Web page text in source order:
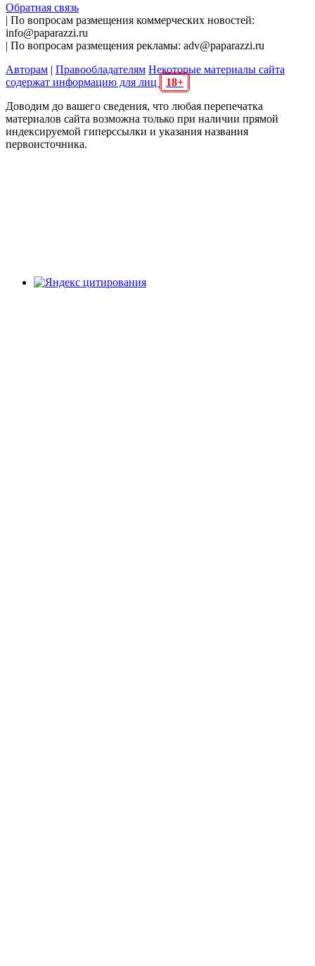
Обратная связь
| По вопросам размещения коммерческих новостей:
info@paparazzi.ru
| По вопросам размещения рекламы: adv@paparazzi.ru
Авторам | Правообладателям Некоторые материалы сайта
содержат информацию для лиц
18+
Доводим до вашего сведения, что любая перепечатка
материалов сайта возможна только при наличии прямой
индексируемой гиперссылки и указания названия
первоисточника.